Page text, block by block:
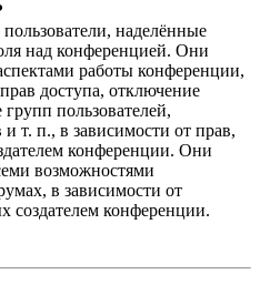
наделённые
над конференцией. Они
работы конференции,
доступа, отключение
групп пользователей,
и т. п., в зависимости от прав,
конференции. Они
возможностями
в зависимости от
создателем конференции.